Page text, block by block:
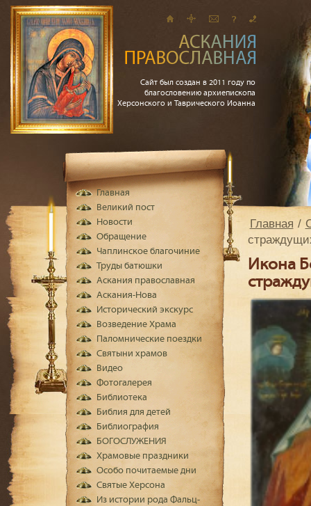
Сайт был создан в 2011 году по
благословению архиепископа
Херсонского и Таврического Иоанна
Главная
Икона
Главная
Великий пост
Новости
Обращение
Чаплинское благочиние
Труды батюшки
Аскания православная
Аскания-Нова
Исторический экскурс
Возведение Храма
Паломнические поездки
Святыни храмов
Видео
Фотогалерея
Библиотека
Библия для детей
Библиография
БОГОСЛУЖЕНИЯ
Храмовые праздники
Особо почитаемые дни
Святые Херсона
Из истории рода Фальц-